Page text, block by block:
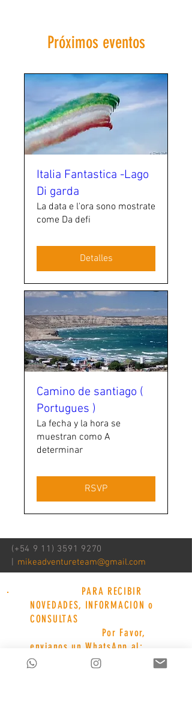
Próximos eventos
Italia Fantastica -Lago
Di garda
La data e l'ora sono mostrate
come Da defi
Detalles
Camino de santiago (
Portugues )
La fecha y la hora se
muestran como A
determinar
RSVP
(+54 9 11) 3591 9270
mikeadventureteam@gmail.com
PARA RECIBIR
NOVEDADES, INFORMACION o
CONSULTAS
Por Favor,
envianos un WhatsApp al: